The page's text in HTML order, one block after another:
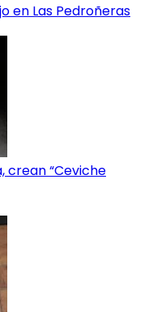
en Las Pedroñeras
crean “Ceviche